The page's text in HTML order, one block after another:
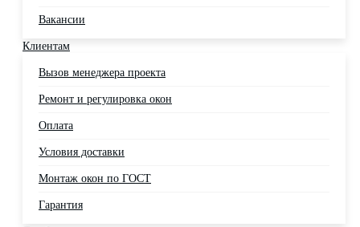
Вакансии
Клиентам
Вызов менеджера проекта
Ремонт и регулировка окон
Оплата
Условия доставки
Монтаж окон по ГОСТ
Гарантия